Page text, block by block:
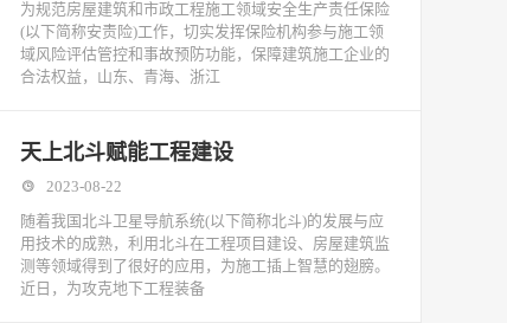
为规范房屋建筑和市政工程施工领域安全生产责任保险
(以下简称安责险)工作，切实发挥保险机构参与施工领
域风险评估管控和事故预防功能，保障建筑施工企业的
合法权益，山东、青海、浙江
天上北斗赋能工程建设
2023-08-22
随着我国北斗卫星导航系统(以下简称北斗)的发展与应
用技术的成熟，利用北斗在工程项目建设、房屋建筑监
测等领域得到了很好的应用，为施工插上智慧的翅膀。
近日，为攻克地下工程装备